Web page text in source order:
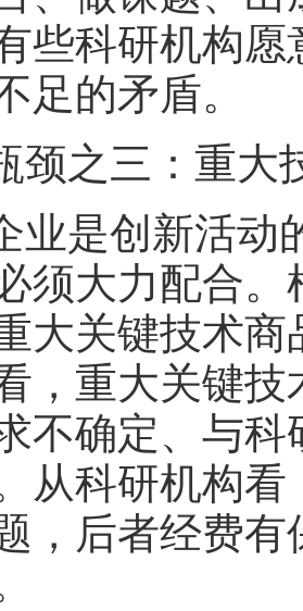
些科研机构
足的矛盾。
颈之三：重大
业是创新活动
须大力配合
大关键技术
，重大关键
不确定、与
从科研机构
，后者经费